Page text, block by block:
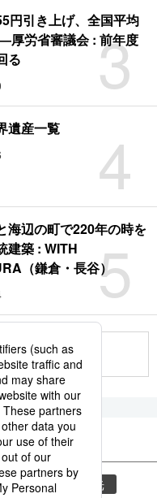
3
円引き上げ、全国平均
厚労省審議会 : 前年度
る
4
遺産一覧
5
海辺の町で220年の時を
建築 : WITH
（鎌倉・長谷）
災害 観光